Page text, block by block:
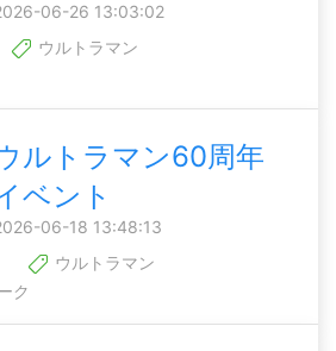
06-26 13:03:02
ウルトラマン
ルトラマン60周年
ベント
06-18 13:48:13
ウルトラマン
ク